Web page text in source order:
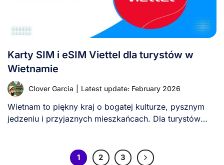
Karty SIM i eSIM Viettel dla turystów w
Wietnamie
Clover Garcia Latest update: February 2026
Wietnam to piękny kraj o bogatej kulturze, pysznym
jedzeniu i przyjaznych mieszkańcach. Dla turystów
1 2 3